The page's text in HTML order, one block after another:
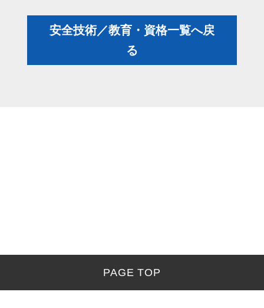
安全技術／教育・資格一覧へ戻
る
PAGE TOP